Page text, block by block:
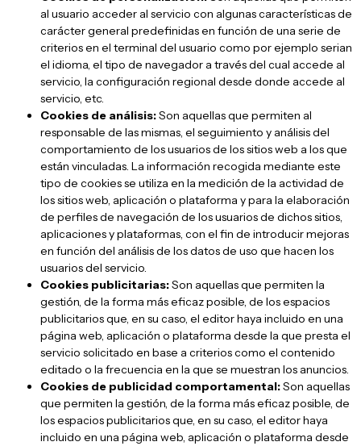
al usuario acceder al servicio con algunas características de
carácter general predefinidas en función de una serie de
criterios en el terminal del usuario como por ejemplo serian
el idioma, el tipo de navegador a través del cual accede al
servicio, la configuración regional desde donde accede al
servicio, etc.
Cookies de análisis:Son aquellas que permiten al
responsable de las mismas, el seguimiento y análisis del
comportamiento de los usuarios de los sitios web a los que
están vinculadas. La información recogida mediante este
tipo de cookies se utiliza en la medición de la actividad de
los sitios web, aplicación o plataforma y para la elaboración
de perfiles de navegación de los usuarios de dichos sitios,
aplicaciones y plataformas, con el fin de introducir mejoras
en función del análisis de los datos de uso que hacen los
usuarios del servicio.
Cookies publicitarias:Son aquellas que permiten la
gestión, de la forma más eficaz posible, de los espacios
publicitarios que, en su caso, el editor haya incluido en una
página web, aplicación o plataforma desde la que presta el
servicio solicitado en base a criterios como el contenido
editado o la frecuencia en la que se muestran los anuncios.
Cookies de publicidad comportamental:Son aquellas
que permiten la gestión, de la forma más eficaz posible, de
los espacios publicitarios que, en su caso, el editor haya
incluido en una página web, aplicación o plataforma desde